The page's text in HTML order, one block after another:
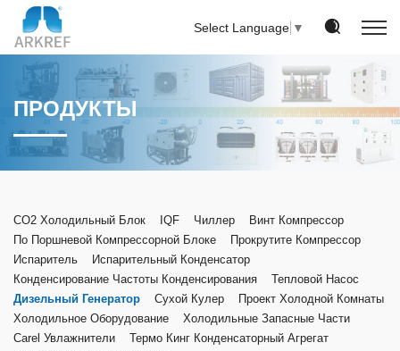
Select Language ▼
ПРОДУКТЫ
CO2 Холодильный Блок IQF Чиллер
Винт Компрессор
По Поршневой Компрессорной Блоке
Прокрутите Компрессор
Испаритель
Испарительный Конденсатор
Конденсирование Частоты Конденсирования
Тепловой Насос
Дизельный Генератор
Сухой Кулер
Проект Холодной Комнаты
Холодильное Оборудование
Холодильные Запасные Части
Carel Увлажнители
Термо Кинг Конденсаторный Агрегат